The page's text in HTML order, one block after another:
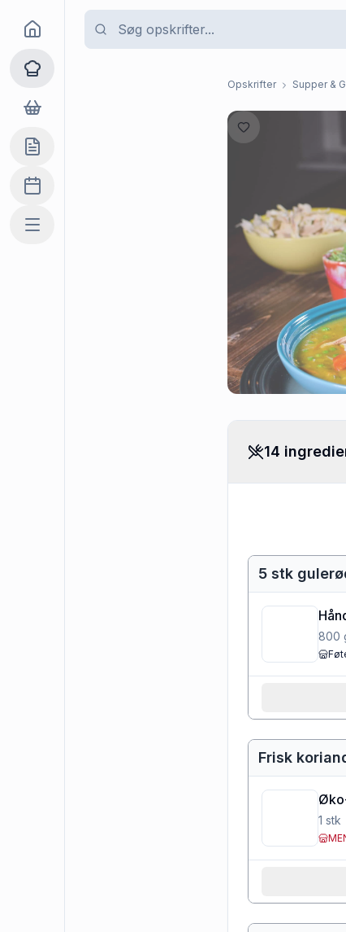
Goma
Opskrifter
Dagligvarer
Indkøbslisten
Madplan
Mere
Opskrifter Supper &
14
5 stk
800
Frisk
1 stk